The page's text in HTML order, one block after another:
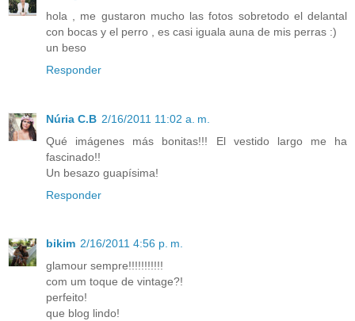
hola , me gustaron mucho las fotos sobretodo el delantal
con bocas y el perro , es casi iguala auna de mis perras :)
un beso
Responder
Núria C.B 2/16/2011 11:02 a. m.
Qué imágenes más bonitas!!! El vestido largo me ha
fascinado!!
Un besazo guapísima!
Responder
bikim 2/16/2011 4:56 p. m.
glamour sempre!!!!!!!!!!!
com um toque de vintage?!
perfeito!
que blog lindo!